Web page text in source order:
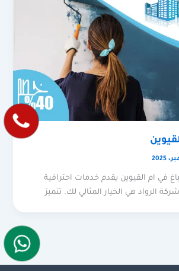
في ام القيوين يقدم خدمات احترافية
الرواد هي الخيار المثالي لك. تتميز